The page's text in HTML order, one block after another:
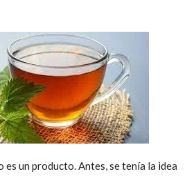
es un producto. Antes, se tenía la idea